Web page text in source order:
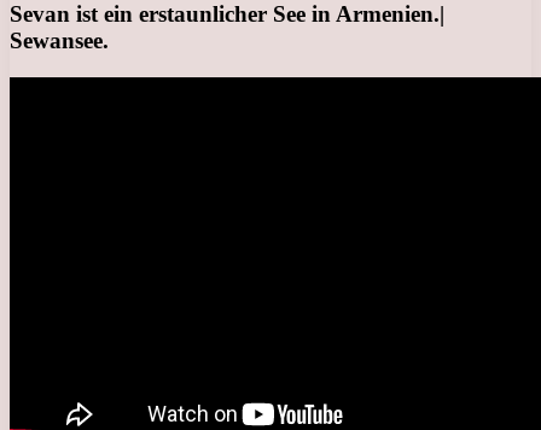
Sevan ist ein erstaunlicher See in Armenien.|
Sewansee.